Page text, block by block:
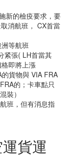
新的檢疫要求，要
消航班， CX首當
等航班
紧張( LH首當其
即將上漲
貨物與 VIA FRA
的；卡車點只
裝）
班，但有消息指
貨運